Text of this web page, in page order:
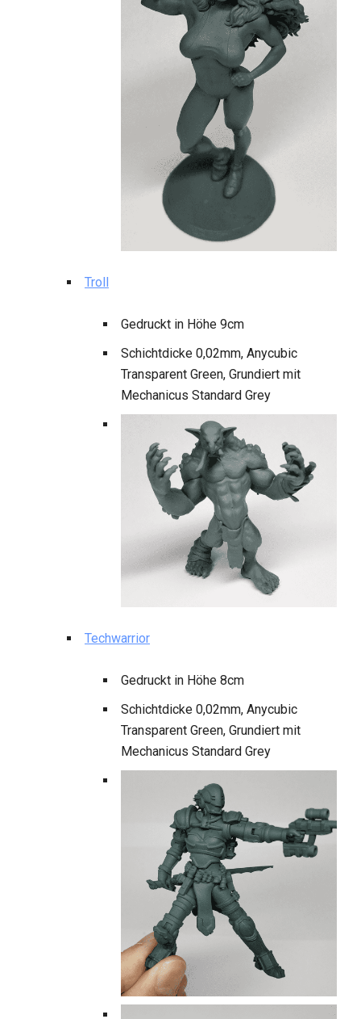
Troll
Gedruckt in Höhe 9cm
Schichtdicke 0,02mm, Anycubic
Transparent Green, Grundiert mit
Mechanicus Standard Grey
Techwarrior
Gedruckt in Höhe 8cm
Schichtdicke 0,02mm, Anycubic
Transparent Green, Grundiert mit
Mechanicus Standard Grey